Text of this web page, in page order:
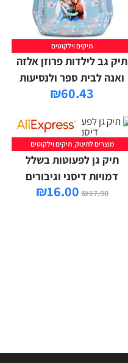
תיקים וילקוטים
תיק גב לילדות פרוזן אלזה
ואנה לבית ספר ולנסיעות
₪60.43
מוצרים לתינוק,תיקים וילקוטים
תיק גן לפעוטות בשלל
דמויות דיסני וגיבורים
₪17.90
₪16.00